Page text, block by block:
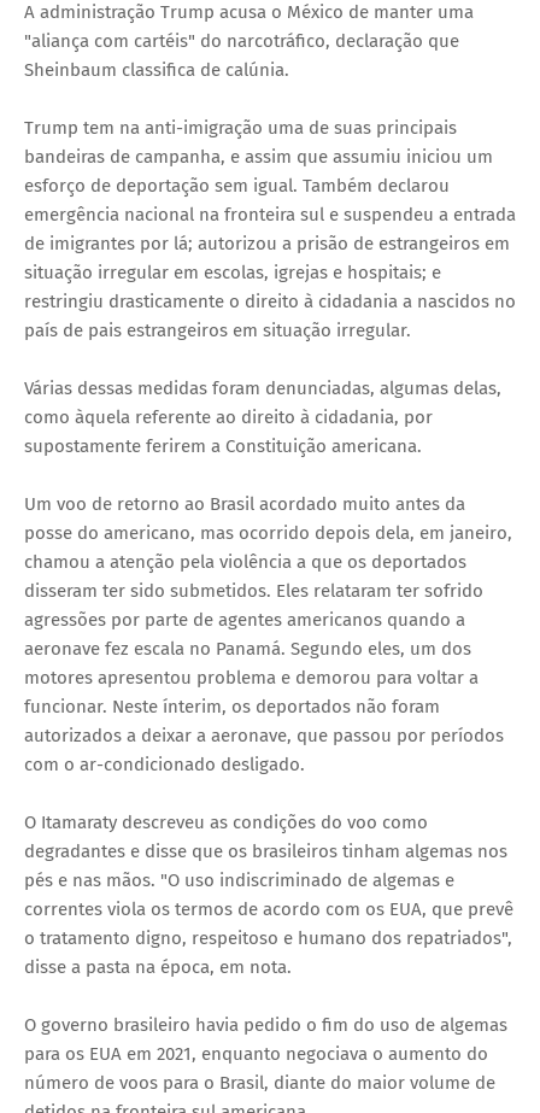
A administração Trump acusa o México de manter uma
"aliança com cartéis" do narcotráfico, declaração que
Sheinbaum classifica de calúnia.
Trump tem na anti-imigração uma de suas principais
bandeiras de campanha, e assim que assumiu iniciou um
esforço de deportação sem igual. Também declarou
emergência nacional na fronteira sul e suspendeu a entrada
de imigrantes por lá; autorizou a prisão de estrangeiros em
situação irregular em escolas, igrejas e hospitais; e
restringiu drasticamente o direito à cidadania a nascidos no
país de pais estrangeiros em situação irregular.
Várias dessas medidas foram denunciadas, algumas delas,
como àquela referente ao direito à cidadania, por
supostamente ferirem a Constituição americana.
Um voo de retorno ao Brasil acordado muito antes da
posse do americano, mas ocorrido depois dela, em janeiro,
chamou a atenção pela violência a que os deportados
disseram ter sido submetidos. Eles relataram ter sofrido
agressões por parte de agentes americanos quando a
aeronave fez escala no Panamá. Segundo eles, um dos
motores apresentou problema e demorou para voltar a
funcionar. Neste ínterim, os deportados não foram
autorizados a deixar a aeronave, que passou por períodos
com o ar-condicionado desligado.
O Itamaraty descreveu as condições do voo como
degradantes e disse que os brasileiros tinham algemas nos
pés e nas mãos. "O uso indiscriminado de algemas e
correntes viola os termos de acordo com os EUA, que prevê
o tratamento digno, respeitoso e humano dos repatriados",
disse a pasta na época, em nota.
O governo brasileiro havia pedido o fim do uso de algemas
para os EUA em 2021, enquanto negociava o aumento do
número de voos para o Brasil, diante do maior volume de